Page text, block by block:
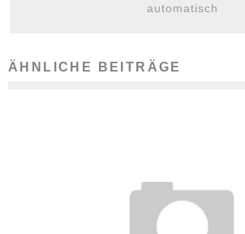
automatisch
ÄHNLICHE BEITRÄGE